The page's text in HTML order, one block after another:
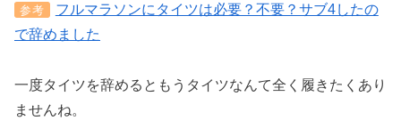
参考
フルマラソンにタイツは必要？不要？サブ4したの
で辞めました
一度タイツを辞めるともうタイツなんて全く履きたくあり
ませんね。